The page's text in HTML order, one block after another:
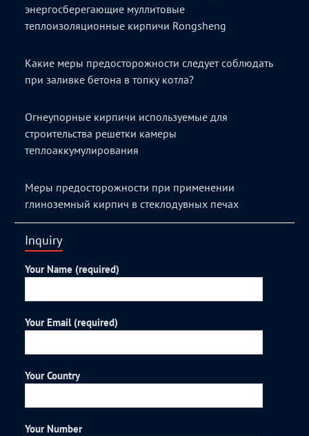
энергосберегающие муллитовые
теплоизоляционные кирпичи Rongsheng
Какие меры предосторожности следует соблюдать
при заливке бетона в топку котла?
Огнеупорные кирпичи используемые для
строительства решетки камеры
теплоаккумулирования
Меры предосторожности при применении
глиноземный кирпич в стеклодувных печах
Inquiry
Your Name (required)
Your Email (required)
Your Country
Your Number